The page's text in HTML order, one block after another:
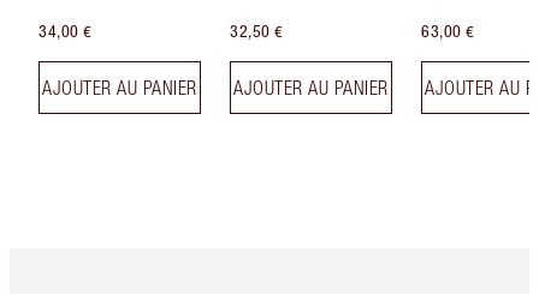
34,00 €
AJOUTER AU PANIER
32,50 €
AJOUTER AU PANIER
63,00 €
AJOUTER AU